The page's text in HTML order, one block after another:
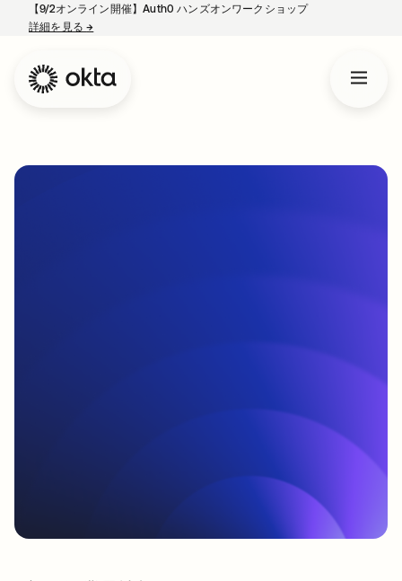
【9/2オンライン開催】Auth0 ハンズオンワークショップ
詳細を見る→